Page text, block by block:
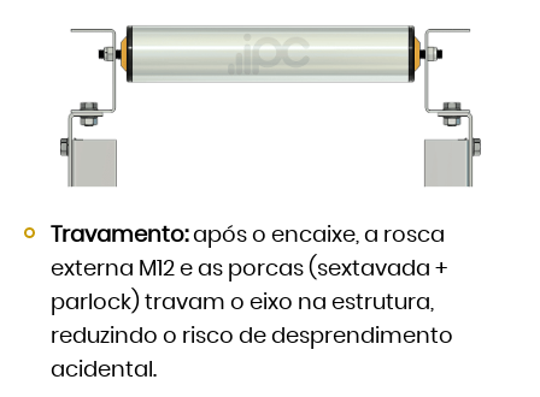
Travamento:após o encaixe, a rosca
externa M12 e as porcas (sextavada +
parlock) travam o eixo na estrutura,
reduzindo o risco de desprendimento
acidental.